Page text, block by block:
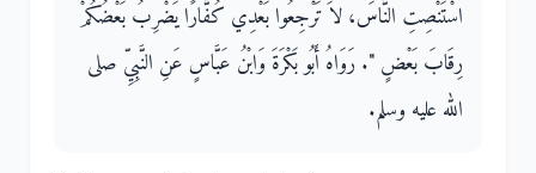
اسْتَنْصِتِ النَّاسَ، لاَ تَرْجِعُوا بَعْدِي كُفَّارًا يَضْرِبُ بَعْضُكُمْ
رِقَابَ بَعْضٍ ‏"‏‏.‏ رَوَاهُ أَبُو بَكْرَةَ وَابْنُ عَبَّاسٍ عَنِ النَّبِيِّ صلى
الله عليه وسلم‏.‏